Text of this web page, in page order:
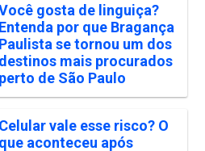
gosta de linguiça?
Entenda por que Bragança
Paulista se tornou um dos
destinos mais procurados
perto de São Paulo
Celular vale esse risco? O
que aconteceu após